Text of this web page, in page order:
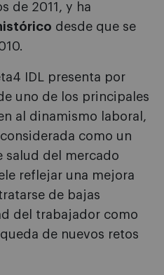
de 2011, y ha
desde que se
IDL presenta por
uno de los principales
al dinamismo laboral,
como un
salud del mercado
reflejar una mejora
de bajas
del trabajador como
de nuevos retos